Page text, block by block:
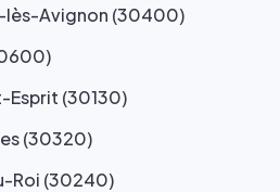
lès-Avignon (30400)
Esprit (30130)
(30320)
Roi (30240)